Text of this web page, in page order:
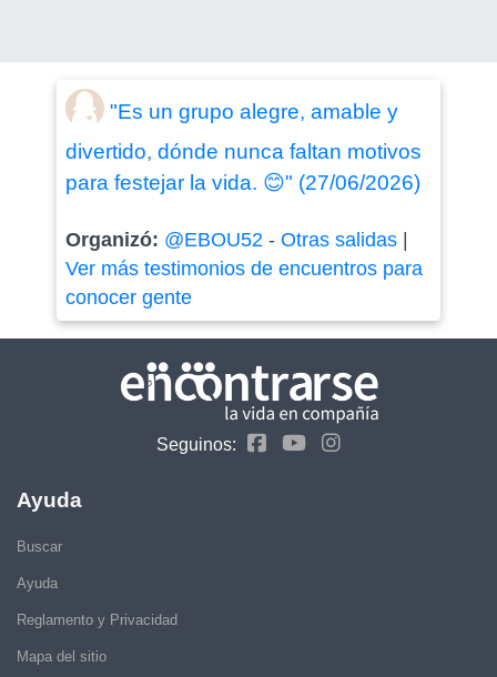
"Es un grupo alegre, amable y
divertido, dónde nunca faltan motivos
para festejar la vida. 😊" (27/06/2026)
Organizó: @EBOU52- Otras salidas|
Ver más testimonios de encuentros para
conocer gente
Seguinos:
Ayuda
Buscar
Ayuda
Reglamento y Privacidad
Mapa del sitio